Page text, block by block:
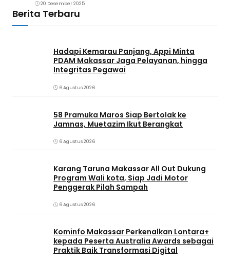
20 Desember 2025
Berita Terbaru
Hadapi Kemarau Panjang, Appi Minta
PDAM Makassar Jaga Pelayanan, hingga
Integritas Pegawai
6 Agustus 2026
58 Pramuka Maros Siap Bertolak ke
Jamnas, Muetazim Ikut Berangkat
6 Agustus 2026
Karang Taruna Makassar All Out Dukung
Program Wali kota, Siap Jadi Motor
Penggerak Pilah Sampah
6 Agustus 2026
Kominfo Makassar Perkenalkan Lontara+
kepada Peserta Australia Awards sebagai
Praktik Baik Transformasi Digital